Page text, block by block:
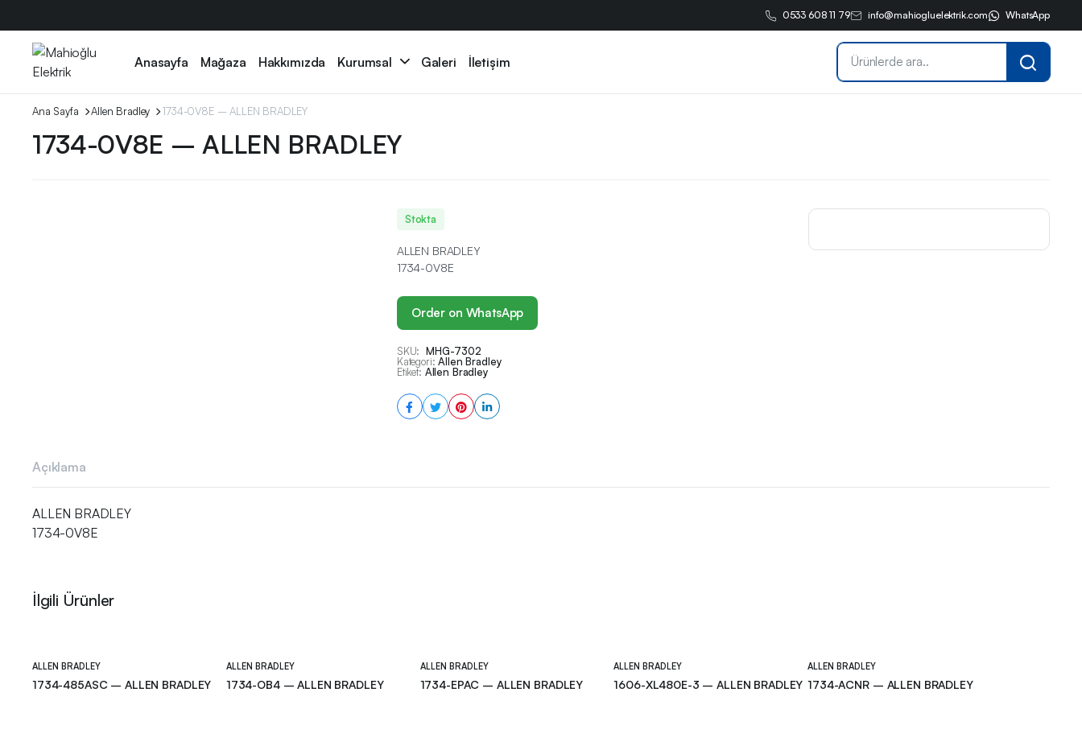
0533 608 11 79 info@mahiogluelektrik.com WhatsApp
Anasayfa Mağaza Hakkımızda Kurumsal Galeri İletişim
Ana Sayfa Allen Bradley 1734-0V8E – ALLEN BRADLEY
1734-0V8E – ALLEN BRADLEY
Stokta
ALLEN BRADLEY
1734-0V8E
Order on WhatsApp
SKU: MHG-7302
Kategori: Allen Bradley
Etiket: Allen Bradley
Açıklama
ALLEN BRADLEY
1734-0V8E
İlgili Ürünler
ALLEN BRADLEY
1734-485ASC – ALLEN BRADLEY
ALLEN BRADLEY
1734-OB4 – ALLEN BRADLEY
ALLEN BRADLEY
1734-EPAC – ALLEN BRADLEY
ALLEN BRADLEY
1606-XL480E-3 – ALLEN BRADLEY
ALLEN BRADLEY
1734-ACNR – ALLEN BRADLEY